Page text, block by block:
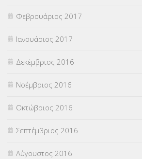
Φεβρουάριος 2017
Ιανουάριος 2017
Δεκέμβριος 2016
Νοέμβριος 2016
Οκτώβριος 2016
Σεπτέμβριος 2016
Αύγουστος 2016